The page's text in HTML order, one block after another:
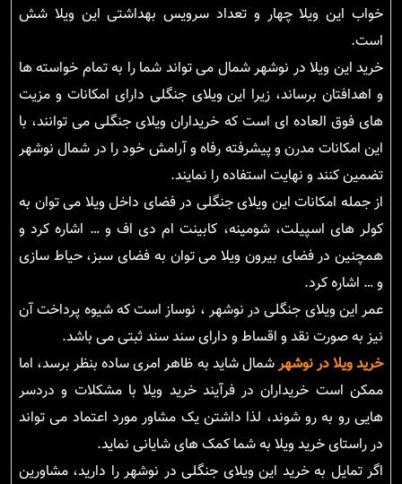
خواب این ویلا چهار و تعداد سرویس بهداشتی این ویلا شش
است.
خرید این ویلا در نوشهر شمال می تواند شما را به تمام خواسته ها
و اهدافتان برساند، زیرا این ویلای جنگلی دارای امکانات و مزیت
های فوق العاده ای است که خریداران ویلای جنگلی می توانند، با
این امکانات مدرن و پیشرفته رفاه و آرامش خود را در شمال نوشهر
تضمین کنند و نهایت استفاده را نمایند.
از جمله امکانات این ویلای جنگلی در فضای داخل ویلا می توان به
کولر های اسپیلت، شومینه، کابینت ام دی اف و … اشاره کرد و
همچنین در فضای بیرون ویلا می توان به فضای سبز، حیاط سازی
و … اشاره کرد.
عمر این ویلای جنگلی در نوشهر ، نوساز است که شیوه پرداخت آن
نیز به صورت نقد و اقساط و دارای سند سند ثبتی می باشد.
خرید ویلا در نوشهرشمال شاید به ظاهر امری ساده بنظر برسد، اما
ممکن است خریداران در فرآیند خرید ویلا با مشکلات و دردسر
هایی رو به رو شوند، لذا داشتن یک مشاور مورد اعتماد می تواند
در راستای خرید ویلا به شما کمک های شایانی نماید.
اگر تمایل به خرید این ویلای جنگلی در نوشهر را دارید، مشاورین